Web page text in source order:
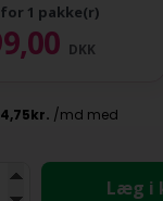
1 pakke(r)
DKK
Læg i